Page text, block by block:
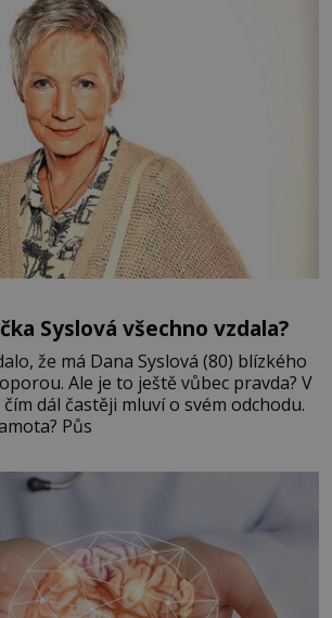
Syslová všechno vzdala?
že má Dana Syslová (80) blízkého
Ale je to ještě vůbec pravda? V
dál častěji mluví o svém odchodu.
Půs